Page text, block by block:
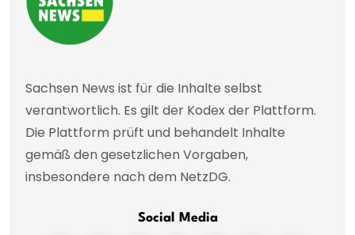
Sachsen News ist für die Inhalte selbst
verantwortlich. Es gilt der Kodex der Plattform.
Die Plattform prüft und behandelt Inhalte
gemäß den gesetzlichen Vorgaben,
insbesondere nach dem NetzDG.
Social Media